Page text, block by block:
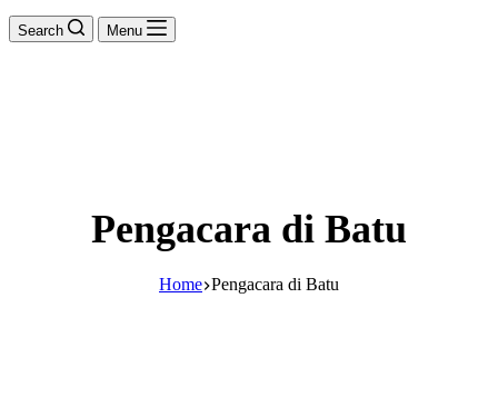
Search Menu
Pengacara di Batu
Home Pengacara di Batu